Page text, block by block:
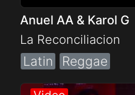
Anuel AA & Karol G
La Reconciliacion
Latin Reggae